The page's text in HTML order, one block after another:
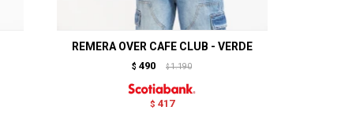
REMERA OVER CAFE CLUB - VERDE
$ 490 $ 1.190
$ 417